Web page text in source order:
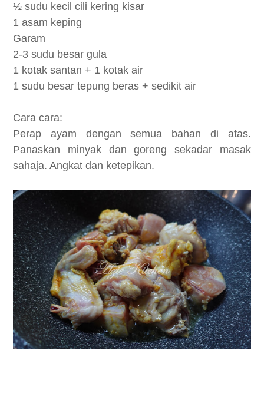
½ sudu kecil cili kering kisar
1 asam keping
Garam
2-3 sudu besar gula
1 kotak santan + 1 kotak air
1 sudu besar tepung beras + sedikit air
Cara cara:
Perap ayam dengan semua bahan di atas.
Panaskan minyak dan goreng sekadar masak
sahaja. Angkat dan ketepikan.